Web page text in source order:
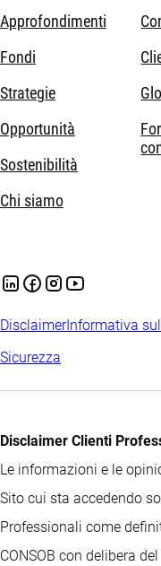
Approfondimenti
Fondi
Strategie
Opportunità
Sostenibilità
Chi siamo
DisclaimerInformativa
Sicurezza
Disclaimer Clienti
Le informazioni e le
Sito cui sta accedendo
Professionali come
CONSOB con delibera